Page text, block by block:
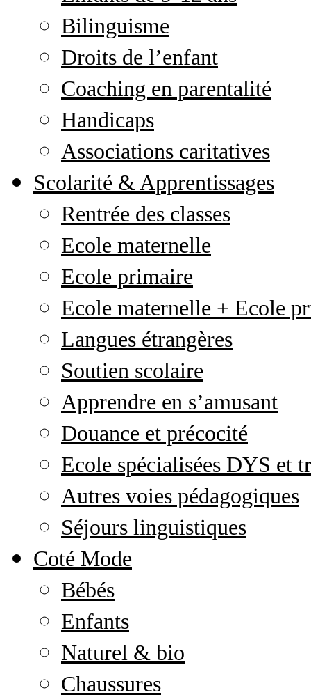
Bilinguisme
Droits de l’enfant
Coaching en parentalité
Handicaps
Associations caritatives
Scolarité & Apprentissages
Rentrée des classes
Ecole maternelle
Ecole primaire
Ecole maternelle + Ecole
Langues étrangères
Soutien scolaire
Apprendre en s’amusant
Douance et précocité
Ecole spécialisées DYS et
Autres voies pédagogiques
Séjours linguistiques
Coté Mode
Bébés
Enfants
Naturel & bio
Chaussures